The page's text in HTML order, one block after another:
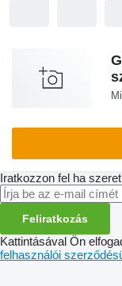
Iratkozzon fel ha
Feliratkozás
Kattintásával Ön
felhasználói